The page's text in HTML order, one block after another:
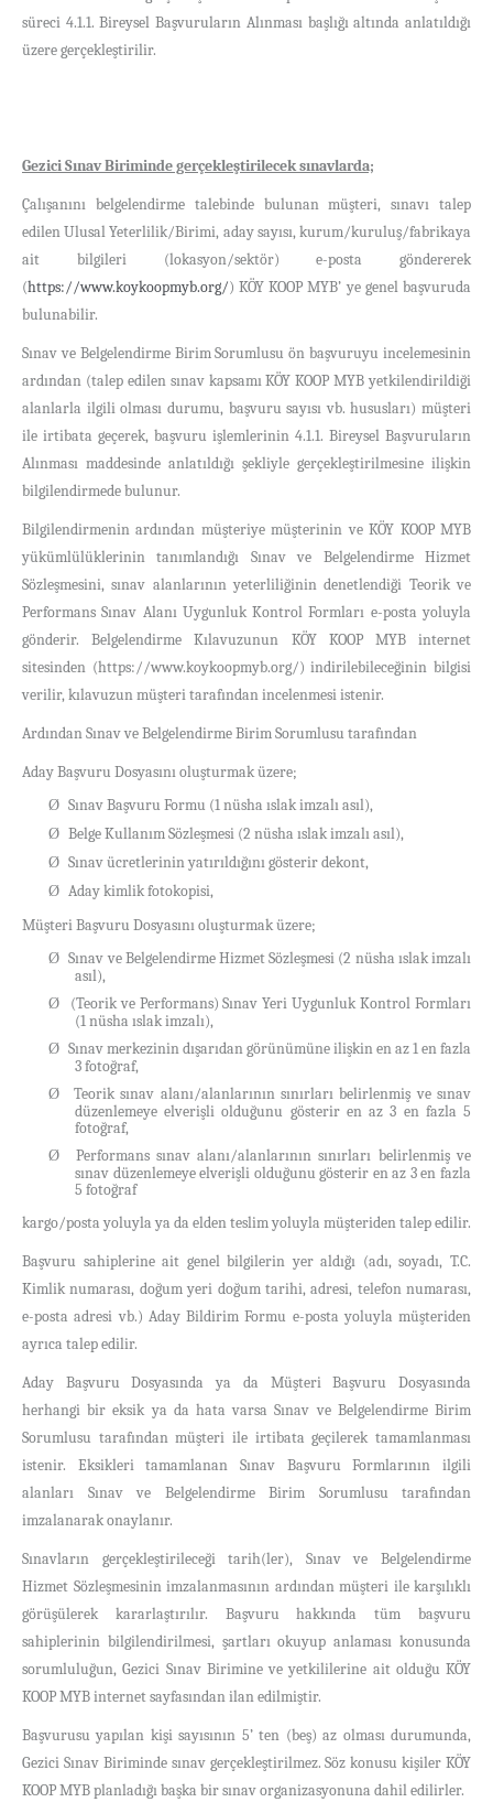
süreci 4.1.1. Bireysel Başvuruların Alınması başlığı altında anlatıldığı
üzere gerçekleştirilir.
Gezici Sınav Biriminde gerçekleştirilecek sınavlarda;
Çalışanını belgelendirme talebinde bulunan müşteri, sınavı talep
edilen Ulusal Yeterlilik/Birimi, aday sayısı, kurum/kuruluş/fabrikaya
ait bilgileri (lokasyon/sektör) e-posta göndererek
(https://www.koykoopmyb.org/) KÖY KOOP MYB’ ye genel başvuruda
bulunabilir.
Sınav ve Belgelendirme Birim Sorumlusu ön başvuruyu incelemesinin
ardından (talep edilen sınav kapsamı KÖY KOOP MYB yetkilendirildiği
alanlarla ilgili olması durumu, başvuru sayısı vb. hususları) müşteri
ile irtibata geçerek, başvuru işlemlerinin 4.1.1. Bireysel Başvuruların
Alınması maddesinde anlatıldığı şekliyle gerçekleştirilmesine ilişkin
bilgilendirmede bulunur.
Bilgilendirmenin ardından müşteriye müşterinin ve KÖY KOOP MYB
yükümlülüklerinin tanımlandığı Sınav ve Belgelendirme Hizmet
Sözleşmesini, sınav alanlarının yeterliliğinin denetlendiği Teorik ve
Performans Sınav Alanı Uygunluk Kontrol Formları e-posta yoluyla
gönderir. Belgelendirme Kılavuzunun KÖY KOOP MYB internet
sitesinden (https://www.koykoopmyb.org/) indirilebileceğinin bilgisi
verilir, kılavuzun müşteri tarafından incelenmesi istenir.
Ardından Sınav ve Belgelendirme Birim Sorumlusu tarafından
Aday Başvuru Dosyasını oluşturmak üzere;
Ø Sınav Başvuru Formu (1 nüsha ıslak imzalı asıl),
Ø Belge Kullanım Sözleşmesi (2 nüsha ıslak imzalı asıl),
Ø Sınav ücretlerinin yatırıldığını gösterir dekont,
Ø Aday kimlik fotokopisi,
Müşteri Başvuru Dosyasını oluşturmak üzere;
Ø Sınav ve Belgelendirme Hizmet Sözleşmesi (2 nüsha ıslak imzalı
asıl),
Ø
(Teorik ve Performans) Sınav Yeri Uygunluk Kontrol Formları
(1 nüsha ıslak imzalı),
Ø Sınav merkezinin dışarıdan görünümüne ilişkin en az 1 en fazla
3 fotoğraf,
Ø
Teorik sınav alanı/alanlarının sınırları belirlenmiş ve sınav
düzenlemeye elverişli olduğunu gösterir en az 3 en fazla 5
fotoğraf,
Ø
Performans sınav alanı/alanlarının sınırları belirlenmiş ve
sınav düzenlemeye elverişli olduğunu gösterir en az 3 en fazla
5 fotoğraf
kargo/posta yoluyla ya da elden teslim yoluyla müşteriden talep edilir.
Başvuru sahiplerine ait genel bilgilerin yer aldığı (adı, soyadı, T.C.
Kimlik numarası, doğum yeri doğum tarihi, adresi, telefon numarası,
e-posta adresi vb.) Aday Bildirim Formu e-posta yoluyla müşteriden
ayrıca talep edilir.
Aday Başvuru Dosyasında ya da Müşteri Başvuru Dosyasında
herhangi bir eksik ya da hata varsa Sınav ve Belgelendirme Birim
Sorumlusu tarafından müşteri ile irtibata geçilerek tamamlanması
istenir. Eksikleri tamamlanan Sınav Başvuru Formlarının ilgili
alanları Sınav ve Belgelendirme Birim Sorumlusu tarafından
imzalanarak onaylanır.
Sınavların gerçekleştirileceği tarih(ler), Sınav ve Belgelendirme
Hizmet Sözleşmesinin imzalanmasının ardından müşteri ile karşılıklı
görüşülerek kararlaştırılır. Başvuru hakkında tüm başvuru
sahiplerinin bilgilendirilmesi, şartları okuyup anlaması konusunda
sorumluluğun, Gezici Sınav Birimine ve yetkililerine ait olduğu KÖY
KOOP MYB internet sayfasından ilan edilmiştir.
Başvurusu yapılan kişi sayısının 5’ ten (beş) az olması durumunda,
Gezici Sınav Biriminde sınav gerçekleştirilmez. Söz konusu kişiler KÖY
KOOP MYB planladığı başka bir sınav organizasyonuna dahil edilirler.